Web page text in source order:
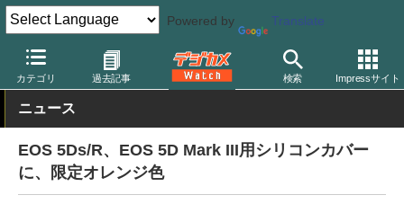
Powered by Translate
カテゴリ 過去記事 検索 Impressサイト
デジカメ Watch 撮影用品 ボディケース イージーカバー
ニュース
EOS 5Ds/R、EOS 5D Mark III用シリコンカバー
に、限定オレンジ色